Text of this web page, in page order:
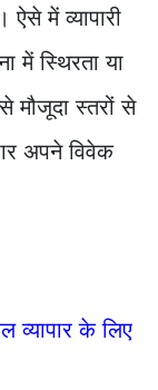
में व्यापारी
में स्थिरता या
मौजूदा स्तरों से
अपने विवेक
व्यापार के लिए